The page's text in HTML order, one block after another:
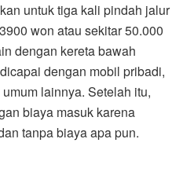
untuk tiga kali pindah jalur
won atau sekitar 50.000
dengan kereta bawah
dengan mobil pribadi,
lainnya. Setelah itu,
biaya masuk karena
tanpa biaya apa pun.